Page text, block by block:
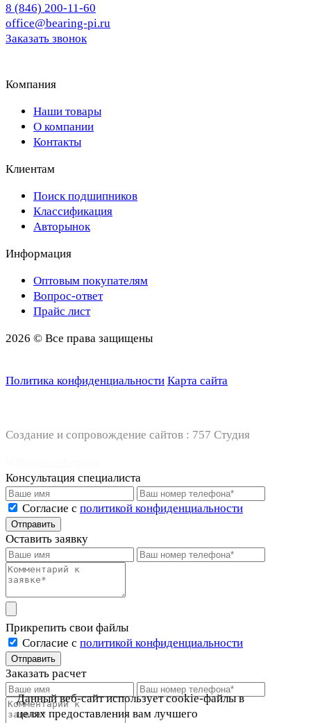
8 (846) 200-11-60
office@bearing-pi.ru
Заказать звонок
Компания
Наши товары
О компании
Контакты
Клиентам
Поиск подшипников
Классификация
Авторынок
Информация
Оптовым покупателям
Вопрос-ответ
Прайс лист
2026 © Все права защищены
Политика конфиденциальности Карта сайта
Создание и сопровождение сайтов : 757 Студия
Консультация специалиста
Cогласие с политикой конфиденциальности
Отправить
Оставить заявку
Прикрепить свои файлы
Cогласие с политикой конфиденциальности
Отправить
Заказать расчет
Данный веб-сайт использует cookie-файлы в
целях предоставления вам лучшего